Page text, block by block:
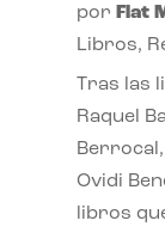
por Flat
Libros,
Tras las
Raquel
Ovidi
libros